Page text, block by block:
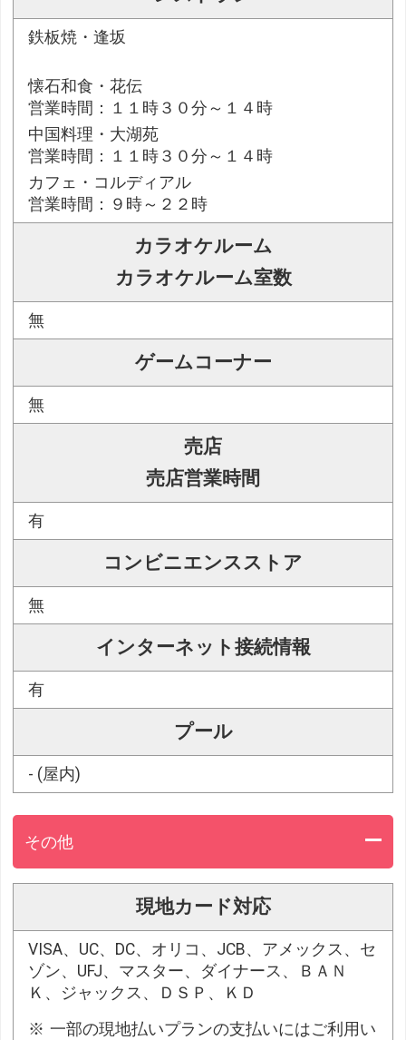
鉄板焼・逢坂
懐石和食・花伝
営業時間：１１時３０分～１４時
中国料理・大湖苑
営業時間：１１時３０分～１４時
カフェ・コルディアル
営業時間：９時～２２時
カラオケルーム
カラオケルーム室数
無
ゲームコーナー
無
売店
売店営業時間
有
コンビニエンスストア
無
インターネット接続情報
有
プール
- (屋内)
その他
現地カード対応
VISA、UC、DC、オリコ、JCB、アメックス、セ
ゾン、UFJ、マスター、ダイナース、ＢＡＮ
Ｋ、ジャックス、ＤＳＰ、ＫＤ
一部の現地払いプランの支払いにはご利用い